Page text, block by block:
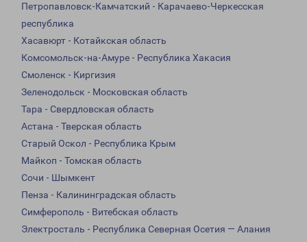
Петропавловск-Камчатский - Карачаево-Черкесская
республика
Хасавюрт - Котайкская область
Комсомольск-на-Амуре - Республика Хакасия
Смоленск - Киргизия
Зеленодольск - Московская область
Тара - Свердловская область
Астана - Тверская область
Старый Оскол - Республика Крым
Майкоп - Томская область
Сочи - Шымкент
Пенза - Калининградская область
Симферополь - Витебская область
Электросталь - Республика Северная Осетия — Алания